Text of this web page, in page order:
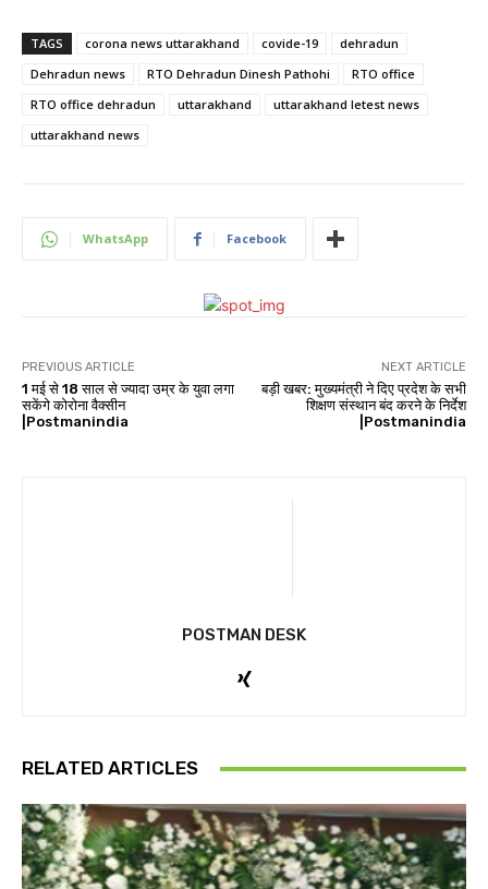
TAGS corona news uttarakhand covide-19
dehradun
Dehradun news
RTO Dehradun Dinesh Pathohi
RTO office
RTO office dehradun
uttarakhand
uttarakhand letest news
uttarakhand news
WhatsApp Facebook
PREVIOUS ARTICLE
1 मई से 18 साल से ज्यादा उम्र के युवा लगा
सकेंगे कोरोना वैक्सीन
|Postmanindia
NEXT ARTICLE
बड़ी खबर: मुख्यमंत्री ने दिए प्रदेश के सभी
शिक्षण संस्थान बंद करने के निर्देश
|Postmanindia
POSTMAN DESK
RELATED ARTICLES